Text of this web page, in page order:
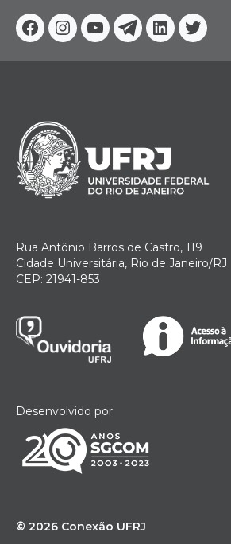
Facebook
Instagram
YoutubeTelegram
Linkedin
Rua Antônio Barros de Castro, 119
Cidade Universitária, Rio de Janeiro/RJ
CEP: 21941-853
Desenvolvido por
© 2026 Conexão UFRJ